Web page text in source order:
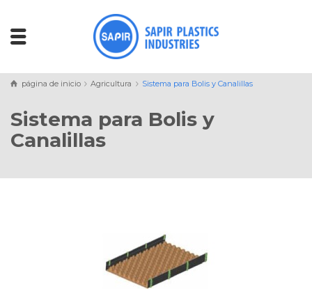
página de inicio Agricultura Sistema para Bolis y Canalillas
Sistema para Bolis y
Canalillas